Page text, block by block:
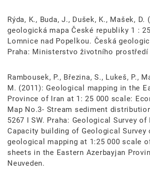
Rýda, K., Buda, J., Dušek, K., Mašek, D.
geologická mapa České republiky 1 :
Lomnice nad Popelkou. Česká
Praha: Ministerstvo životního prostředí
Rambousek, P., Březina, S., Lukeš, P.,
M. (2011): Geological mapping in the
Province of Iran at 1: 25 000 scale:
Map No.3- Stream sediment
5267 I SW. Praha: Geological Survey
Capacity building of Geological Survey
geological mapping at 1:25 000 scale
sheets in the Eastern Azerbayjan
Neuveden.